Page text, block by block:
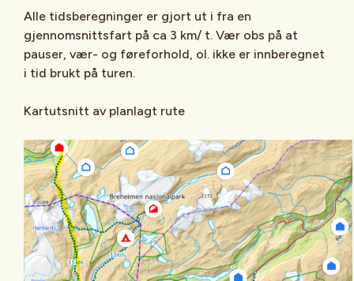
Alle tidsberegninger er gjort ut i fra en
gjennomsnittsfart på ca 3 km/ t. Vær obs på at
pauser, vær- og føreforhold, ol. ikke er innberegnet
i tid brukt på turen.
Kartutsnitt av planlagt rute